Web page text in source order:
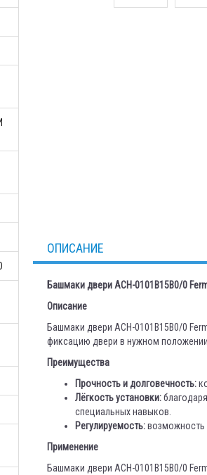
ОПИСАНИЕ
Башмаки двери ACH-0101B15B0/0
Описание
Башмаки двери ACH-0101B15B0/0
фиксацию двери в нужном положении.
Преимущества
Прочность и долговечность:
Лёгкость установки:
специальных навыков.
Регулируемость:возможность
Применение
Башмаки двери ACH-0101B15B0/0